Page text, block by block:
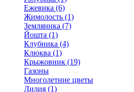
Ежевика (6)
Жимолость (1)
Земляника (7)
Йошта (1)
Клубника (4)
Клюква (1)
Крыжовник (19)
Газоны
Многолетние цветы
Лилия (1)